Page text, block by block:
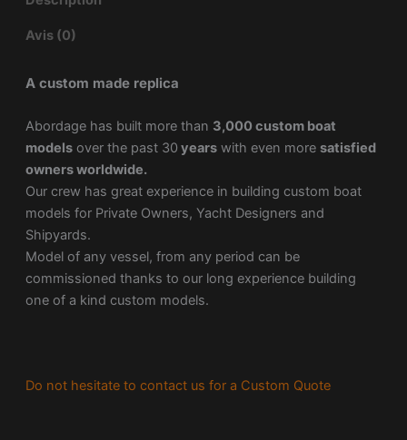
Avis (0)
A custom made replica
Abordage has built more than 3,000 custom boat
modelsover the past 30 yearswith even more satisfied
owners worldwide.
Our crew has great experience in building custom boat
models for Private Owners, Yacht Designers and
Shipyards.
Model of any vessel, from any period can be
commissioned thanks to our long experience building
one of a kind custom models.
Do not hesitate to contact us for a Custom Quote